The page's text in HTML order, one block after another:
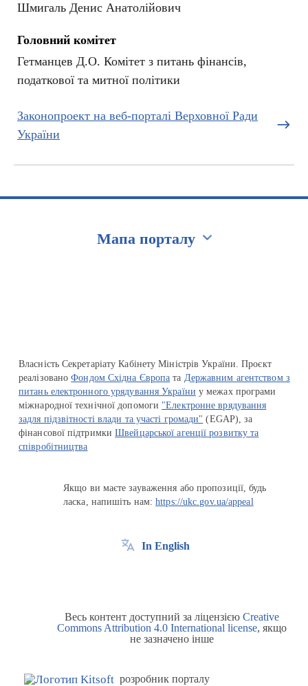
Шмигаль Денис Анатолійович
Головний комітет
Гетманцев Д.О. Комітет з питань фінансів,
податкової та митної політики
Законопроект на веб-порталі Верховної Ради
України
Мапа порталу
Власність Секретаріату Кабінету Міністрів України. Проєкт
реалізованоФондом Східна Європа та Державним агентством з
питань електронного урядування України у межах програми
міжнародної технічної допомоги "Електронне врядування
задля підзвітності влади та участі громади" (EGAP), за
фінансової підтримкиШвейцарської агенції розвитку та
співробітництва
Якщо ви маєте зауваження або пропозиції, будь
ласка, напишіть нам:https://ukc.gov.ua/appeal
In English
Весь контент доступний за ліцензією Creative
Commons Attribution 4.0 International license, якщо
не зазначено інше
розробник порталу